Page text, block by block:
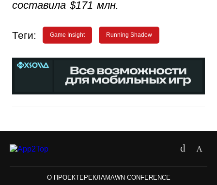
составила $171 млн.
Теги: Game Insight Running Shadow
О ПРОЕКТЕ РЕКЛАМАWN CONFERENCE